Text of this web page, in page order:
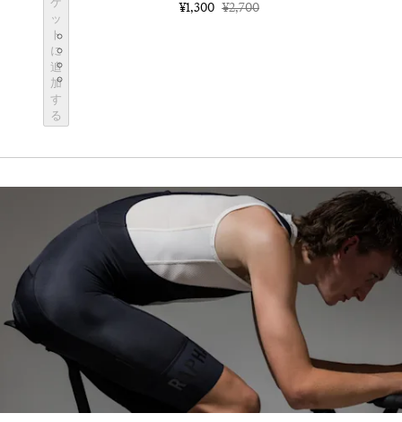
ッ
ト
に
追
加
す
る
¥1,300 ¥2,700